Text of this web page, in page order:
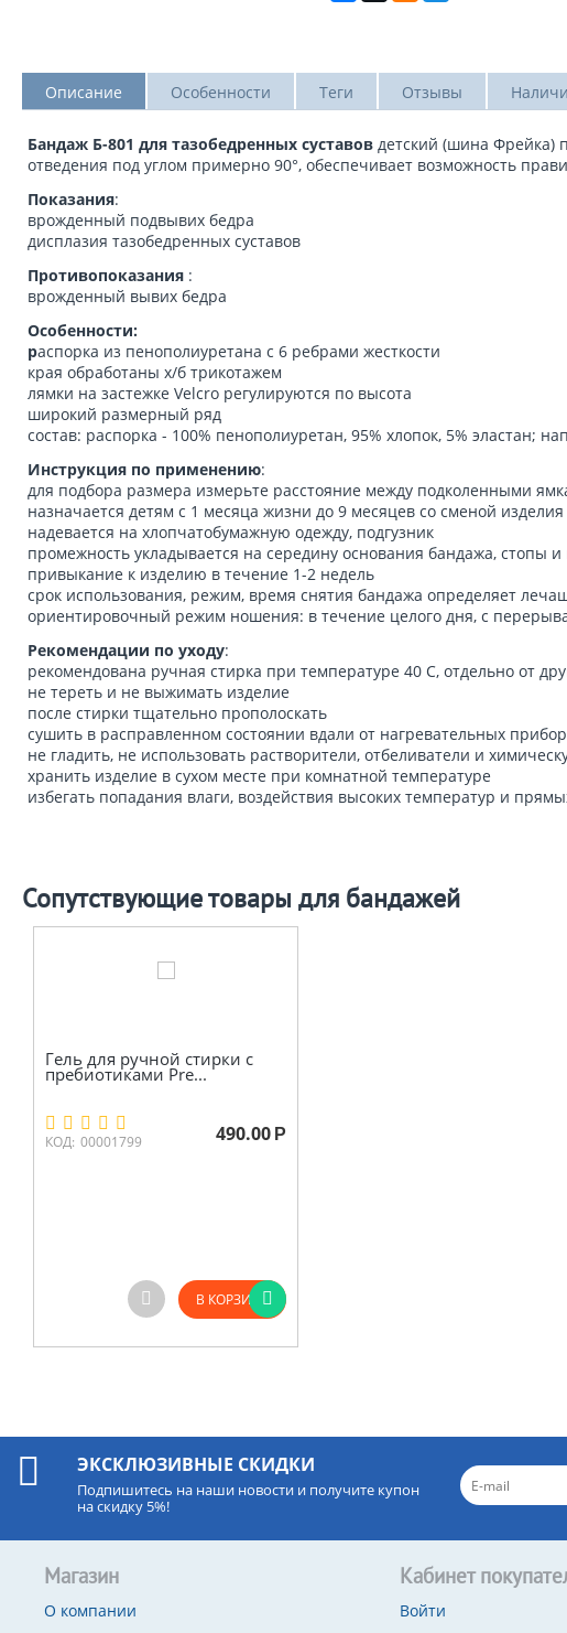
Описание Особенности Теги Отзывы
Бандаж Б-801 для тазобедренных суставов детский (шина Фрейка)
отведения под углом примерно 90°, обеспечивает возможность
Показания:
врожденный подвывих бедра
дисплазия тазобедренных суставов
Противопоказания :
врожденный вывих бедра
Особенности:
распорка из пенополиуретана с 6 ребрами жесткости
края обработаны х/б трикотажем
лямки на застежке Velcro регулируются по высота
широкий размерный ряд
состав: распорка - 100% пенополиуретан, 95% хлопок, 5% эластан;
Инструкция по применению:
для подбора размера измерьте расстояние между подколенными
назначается детям с 1 месяца жизни до 9 месяцев со сменой
надевается на хлопчатобумажную одежду, подгузник
промежность укладывается на середину основания бандажа, стопы
привыкание к изделию в течение 1-2 недель
срок использования, режим, время снятия бандажа определяет
ориентировочный режим ношения: в течение целого дня, с
Рекомендации по уходу:
рекомендована ручная стирка при температуре 40 С, отдельно от
не тереть и не выжимать изделие
после стирки тщательно прополоскать
сушить в расправленном состоянии вдали от нагревательных
не гладить, не использовать растворители, отбеливатели и
хранить изделие в сухом месте при комнатной температуре
избегать попадания влаги, воздействия высоких температур и
Сопутствующие товары для бандажей
Гель для ручной стирки с
пребиотиками Pre...
КОД: 00001799 490.00 Р
В КОРЗИНУ
ЭКСКЛЮЗИВНЫЕ СКИДКИ
Подпишитесь на наши новости и получите купон
на скидку 5%!
Магазин
О компании
Кабинет
Войти